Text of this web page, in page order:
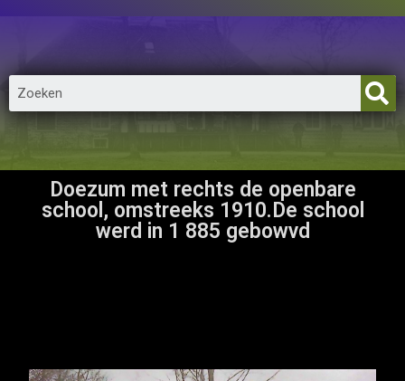
Doezum met rechts de openbare
school, omstreeks 1910.De school
werd in 1 885 gebowvd